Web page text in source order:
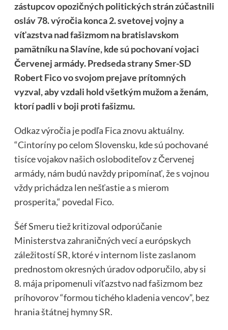
zástupcov opozičných politických strán zúčastnili
osláv 78. výročia konca 2. svetovej vojny a
víťazstva nad fašizmom na bratislavskom
pamätníku na Slavíne, kde sú pochovaní vojaci
Červenej armády. Predseda strany Smer-SD
Robert Fico vo svojom prejave prítomných
vyzval, aby vzdali hold všetkým mužom a ženám,
ktorí padli v boji proti fašizmu.
Odkaz výročia je podľa Fica znovu aktuálny.
“Cintoríny po celom Slovensku, kde sú pochované
tisíce vojakov našich osloboditeľov z Červenej
armády, nám budú navždy pripomínať, že s vojnou
vždy prichádza len nešťastie a s mierom
prosperita,“ povedal Fico.
Šéf Smeru tiež kritizoval odporúčanie
Ministerstva zahraničných vecí a európskych
záležitostí SR, ktoré v internom liste zaslanom
prednostom okresných úradov odporučilo, aby si
8. mája pripomenuli víťazstvo nad fašizmom bez
príhovorov “formou tichého kladenia vencov”, bez
hrania štátnej hymny SR.